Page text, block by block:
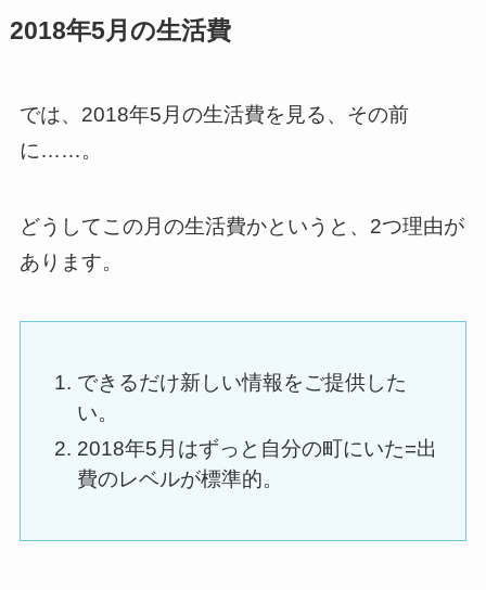
2018年5月の生活費
では、2018年5月の生活費を見る、その前
に……。
どうしてこの月の生活費かというと、2つ理由が
あります。
できるだけ新しい情報をご提供した
い。
2018年5月はずっと自分の町にいた=出
費のレベルが標準的。